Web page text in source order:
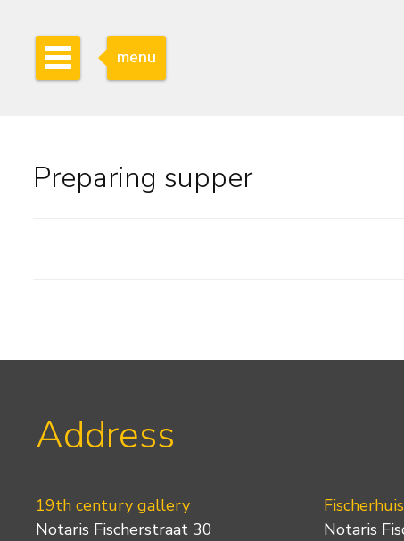
menu
Preparing supper
Address
19th century gallery
Notaris Fischerstraat 30
Fischerhuis
Notaris